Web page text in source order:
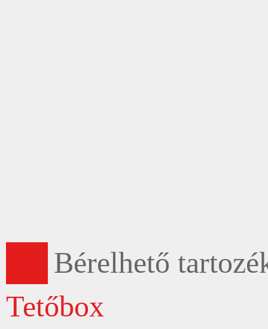
Bérelhető
Tetőbox